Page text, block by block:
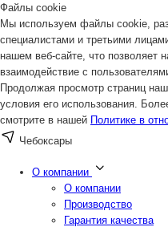
Файлы cookie
Мы используем файлы cookie,
специалистами и третьими
нашем веб-сайте, что позволяет
взаимодействие с
Продолжая просмотр страниц
условия его использования.
смотрите в нашей Политике в
Чебоксары
О компании
О компании
Производство
Гарантия качества